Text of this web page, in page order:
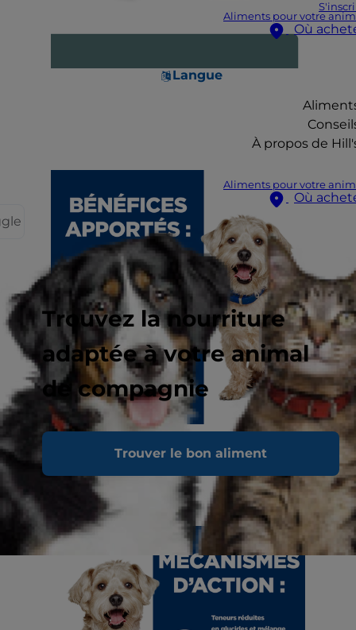
Aliments pour votre
Où
Langue
À propos de
Aliments pour votre
Où
Trouvez la nourriture
adaptée à votre animal
de compagnie
Trouver le bon aliment